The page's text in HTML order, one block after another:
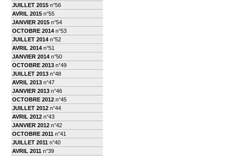
JUILLET 2015 n°56
AVRIL 2015 n°55
JANVIER 2015 n°54
OCTOBRE 2014 n°53
JUILLET 2014 n°52
AVRIL 2014 n°51
JANVIER 2014 n°50
OCTOBRE 2013 n°49
JUILLET 2013 n°48
AVRIL 2013 n°47
JANVIER 2013 n°46
OCTOBRE 2012 n°45
JUILLET 2012 n°44
AVRIL 2012 n°43
JANVIER 2012 n°42
OCTOBRE 2011 n°41
JUILLET 2011 n°40
AVRIL 2011 n°39